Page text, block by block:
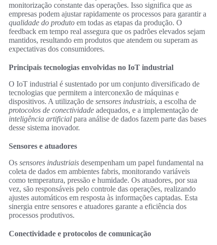
monitorização constante das operações. Isso significa que as
empresas podem ajustar rapidamente os processos para garantir a
qualidade do produto em todas as etapas da produção. O
feedback em tempo real assegura que os padrões elevados sejam
mantidos, resultando em produtos que atendem ou superam as
expectativas dos consumidores.
Principais tecnologias envolvidas no IoT industrial
O IoT industrial é sustentado por um conjunto diversificado de
tecnologias que permitem a interconexão de máquinas e
dispositivos. A utilização de sensores industriais, a escolha de
protocolos de conectividade adequados, e a implementação de
inteligência artificial para análise de dados fazem parte das bases
desse sistema inovador.
Sensores e atuadores
Os sensores industriais desempenham um papel fundamental na
coleta de dados em ambientes fabris, monitorando variáveis
como temperatura, pressão e humidade. Os atuadores, por sua
vez, são responsáveis pelo controle das operações, realizando
ajustes automáticos em resposta às informações captadas. Esta
sinergia entre sensores e atuadores garante a eficiência dos
processos produtivos.
Conectividade e protocolos de comunicação